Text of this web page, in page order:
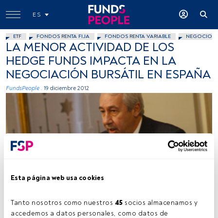
Esta página web usa cookies
Tanto nosotros como nuestros 45 socios almacenamos y
accedemos a datos personales, como datos de
ES
ETF FONDOS RENTA FIJA FONDOS RENTA VARIABLE NEGOCIO
LA MENOR ACTIVIDAD DE LOS
HEDGE FUNDS IMPACTA EN LA
NEGOCIACIÓN BURSÁTIL EN ESPAÑA
FundsPeople . 19 diciembre 2012
BME
Tiempo lectura: 2 min.